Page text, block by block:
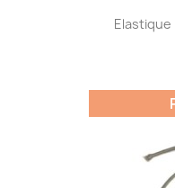
Elastique